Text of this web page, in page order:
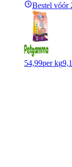
Bestel vóór
54,99per kg